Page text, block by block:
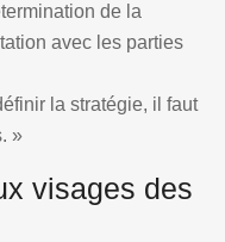
de la
avec les parties
la stratégie, il faut
»
visages des